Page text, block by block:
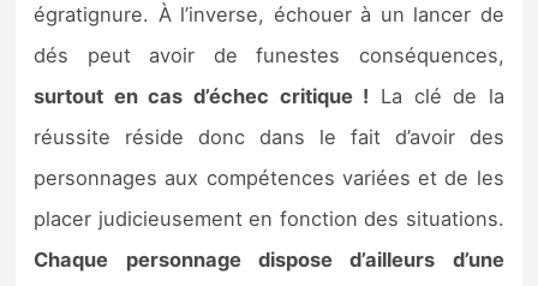
égratignure. À l’inverse, échouer à un lancer de
dés peut avoir de funestes conséquences,
surtout en cas d’échec critique ! La clé de la
réussite réside donc dans le fait d’avoir des
personnages aux compétences variées et de les
placer judicieusement en fonction des situations.
Chaque personnage dispose d’ailleurs d’une